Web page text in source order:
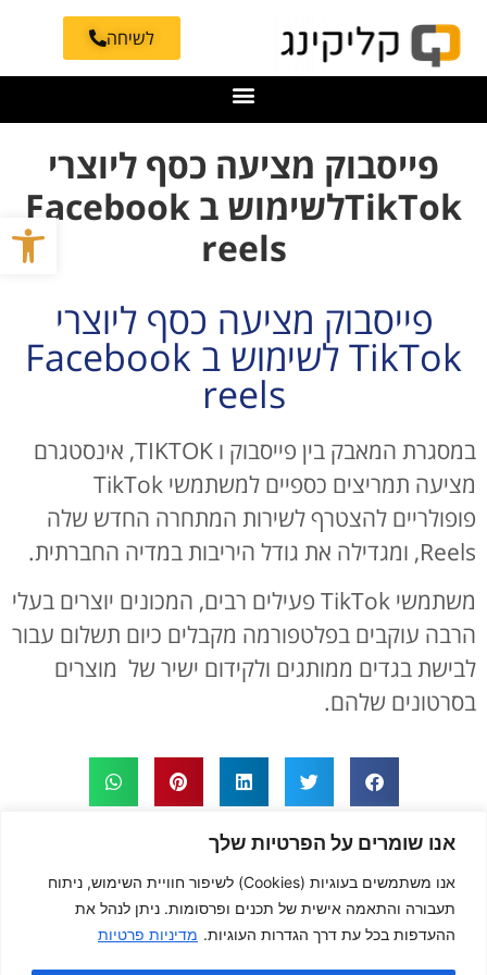
פתח
אנו שומרים על הפרטיות שלך
אנו משתמשים בעוגיות (Cookies) לשיפור חוויית השימוש, ניתוח
תעבורה והתאמה אישית של תכנים ופרסומות. ניתן לנהל את
ההעדפות בכל עת דרך הגדרות העוגיות. מדיניות פרטיות
לשיחה
פייסבוק מציעה כסף ליוצרי
TikTokלשימוש ב Facebook
reels
פייסבוק מציעה כסף ליוצרי
TikTok לשימוש ב Facebook
reels
במסגרת המאבק בין פייסבוק ו TIKTOK, אינסטגרם
מציעה תמריצים כספיים למשתמשי TikTok
פופולריים להצטרף לשירות המתחרה החדש שלה
Reels, ומגדילה את גודל היריבות במדיה החברתית.
משתמשי TikTok פעילים רבים, המכונים יוצרים בעלי
הרבה עוקבים בפלטפורמה מקבלים כיום תשלום עבור
לבישת בגדים ממותגים ולקידום ישיר של מוצרים
בסרטונים שלהם.
רוצה להתייעץ איתנו?